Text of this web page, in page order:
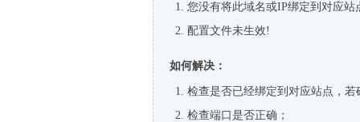
您没有将此域名或IP绑定到对应站
配置文件未生效!
如何解决：
检查是否已经绑定到对应站点，
检查端口是否正确；